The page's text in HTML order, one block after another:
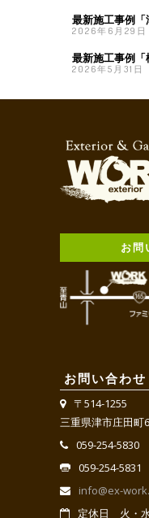
最新施工事例「
2026年6月29日
最新施工事例「
2026年5月31日
お問
お問い合わせ
〒514-1255
三重県津市庄田町
059-254-5830
059-254-5831
info@ex-
定休日 火・